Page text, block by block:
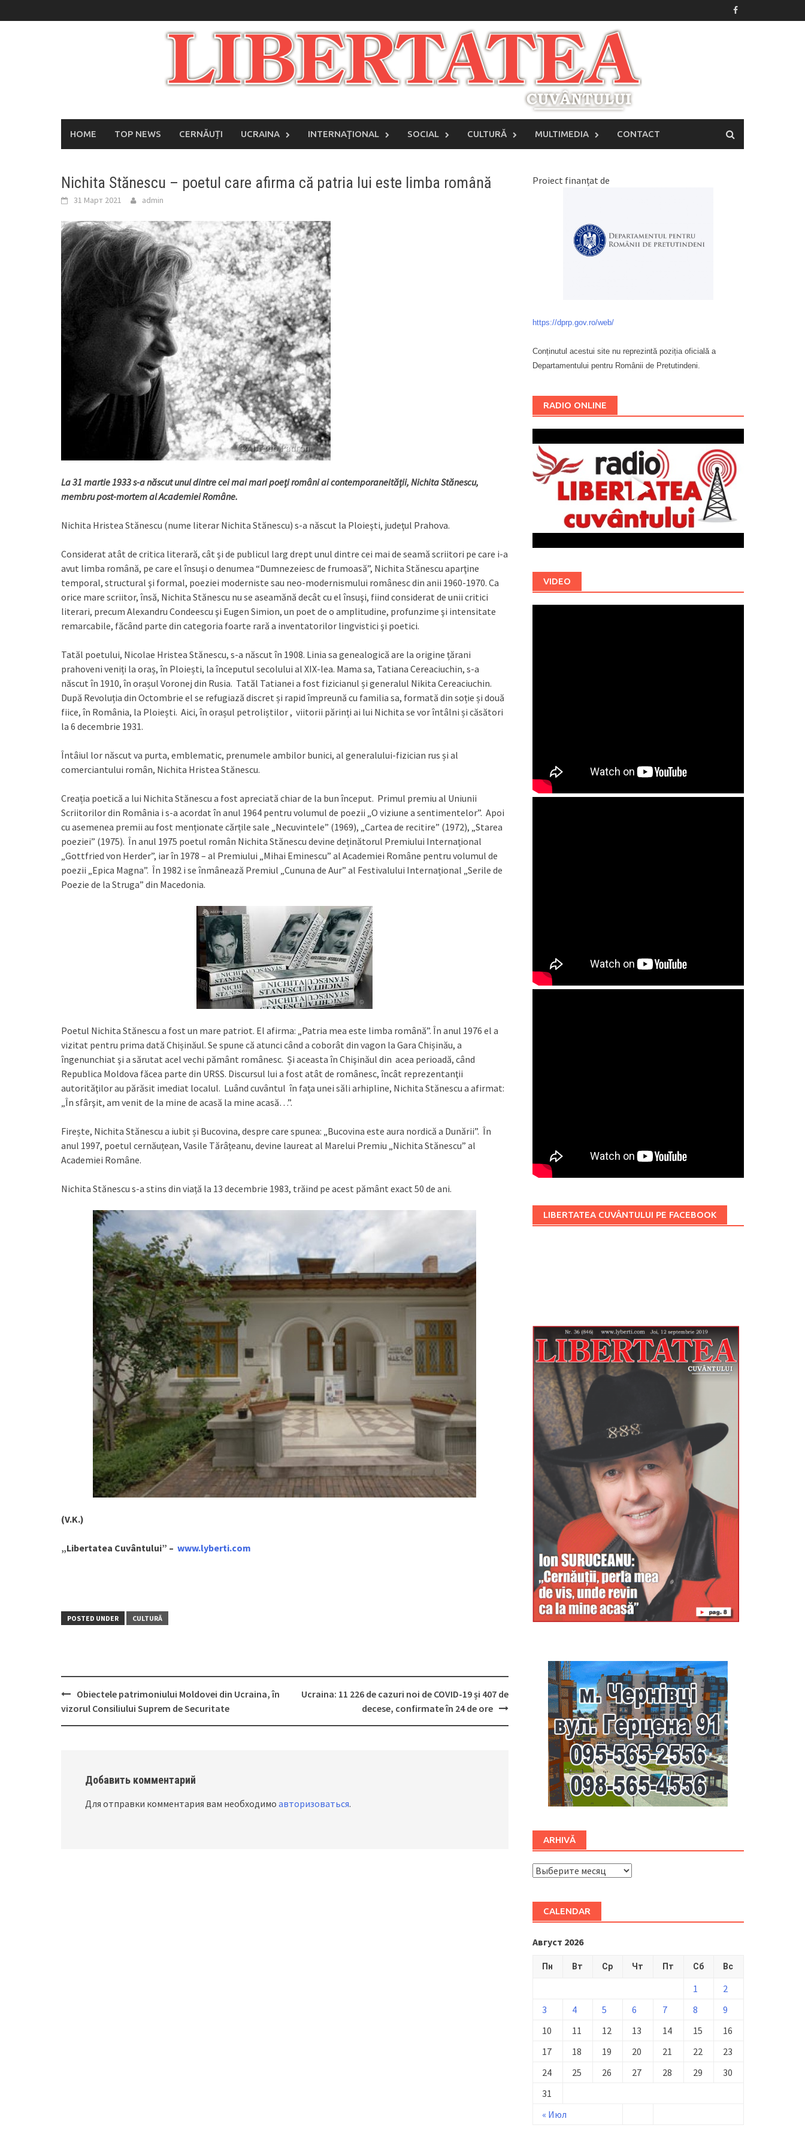
to
HOME TOP NEWS CERNĂUȚI UCRAINA INTERNAŢIONAL SOCIAL CULTURĂ MULTIMEDIA CONTACT
Nichita Stănescu – poetul care afirma că patria lui este limba română
31 Март 2021 admin
La 31 martie 1933 s-a născut unul dintre cei mai mari poeți români ai contemporaneității, Nichita Stănescu,
membru post-mortem al Academiei Române.
Nichita Hristea Stănescu (nume literar Nichita Stănescu) s-a născut la Ploieşti, judeţul Prahova.
Considerat atât de critica literară, cât şi de publicul larg drept unul dintre cei mai de seamă scriitori pe care i-a
avut limba română, pe care el însuşi o denumea “Dumnezeiesc de frumoasă”, Nichita Stănescu aparţine
temporal, structural şi formal, poeziei moderniste sau neo-modernismului românesc din anii 1960-1970. Ca
orice mare scriitor, însă, Nichita Stănescu nu se aseamănă decât cu el însuşi, fiind considerat de unii critici
literari, precum Alexandru Condeescu şi Eugen Simion, un poet de o amplitudine, profunzime şi intensitate
remarcabile, făcând parte din categoria foarte rară a inventatorilor lingvistici şi poetici.
Tatăl poetului, Nicolae Hristea Stănescu, s-a născut în 1908. Linia sa genealogică are la origine țărani
prahoveni veniți la oraș, în Ploiești, la începutul secolului al XIX-lea. Mama sa, Tatiana Cereaciuchin, s-a
născut în 1910, în orașul Voronej din Rusia. Tatăl Tatianei a fost fizicianul și generalul Nikita Cereaciuchin.
După Revoluția din Octombrie el se refugiază discret și rapid împreună cu familia sa, formată din soție și două
fiice, în România, la Ploiești. Aici, în orașul petroliștilor , viitorii părinți ai lui Nichita se vor întâlni și căsători
la 6 decembrie 1931.
Întâiul lor născut va purta, emblematic, prenumele ambilor bunici, al generalului-fizician rus și al
comerciantului român, Nichita Hristea Stănescu.
Creația poetică a lui Nichita Stănescu a fost apreciată chiar de la bun început. Primul premiu al Uniunii
Scriitorilor din România i s-a acordat în anul 1964 pentru volumul de poezii „O viziune a sentimentelor”. Apoi
cu asemenea premii au fost menționate cărțile sale „Necuvintele” (1969), „Cartea de recitire” (1972), „Starea
poeziei” (1975). În anul 1975 poetul român Nichita Stănescu devine deținătorul Premiului Internațional
„Gottfried von Herder”, iar în 1978 – al Premiului „Mihai Eminescu” al Academiei Române pentru volumul de
poezii „Epica Magna”. În 1982 i se înmânează Premiul „Cununa de Aur” al Festivalului Internațional „Serile de
Poezie de la Struga” din Macedonia.
Poetul Nichita Stănescu a fost un mare patriot. El afirma: „Patria mea este limba română”. În anul 1976 el a
vizitat pentru prima dată Chișinăul. Se spune că atunci când a coborât din vagon la Gara Chișinău, a
îngenunchiat şi a sărutat acel vechi pământ românesc. Și aceasta în Chişinăul din acea perioadă, când
Republica Moldova făcea parte din URSS. Discursul lui a fost atât de românesc, încât reprezentanţii
autorităţilor au părăsit imediat localul. Luând cuvântul în faţa unei săli arhipline, Nichita Stănescu a afirmat:
„În sfârşit, am venit de la mine de acasă la mine acasă…”.
Firește, Nichita Stănescu a iubit și Bucovina, despre care spunea: „Bucovina este aura nordică a Dunării”. În
anul 1997, poetul cernăuțean, Vasile Tărâțeanu, devine laureat al Marelui Premiu „Nichita Stănescu” al
Academiei Române.
Nichita Stănescu s-a stins din viață la 13 decembrie 1983, trăind pe acest pământ exact 50 de ani.
(V.K.)
„Libertatea Cuvântului” – www.lyberti.com
POSTED UNDER CULTURĂ
Post
navigation
Obiectele patrimoniului Moldovei din Ucraina, în
vizorul Consiliului Suprem de Securitate
Ucraina: 11 226 de cazuri noi de COVID-19 și 407 de
decese, confirmate în 24 de ore
Добавить комментарий
Для отправки комментария вам необходимо авторизоваться.
Proiect finanțat de
https://dprp.gov.ro/web/
Conținutul acestui site nu reprezintă poziția oficială a
Departamentului pentru Românii de Pretutindeni.
RADIO ONLINE
VIDEO
LIBERTATEA CUVÂNTULUI PE FACEBOOK
ARHIVĂ
ARHIVĂ
CALENDAR
Август 2026
Пн Вт Ср Чт Пт Сб Вс
« Июл
1
2
3
4 5 6 7 8
9
10
11 12 13 14 15
16
17
18 19 20 21 22
23
24
25 26 27 28 29
30
31